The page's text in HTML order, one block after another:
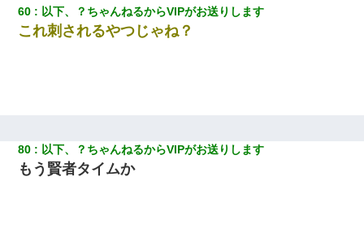
60 以下、？ちゃんねるからVIPがお送りします
これ刺されるやつじゃね？
80 以下、？ちゃんねるからVIPがお送りします
もう賢者タイムか